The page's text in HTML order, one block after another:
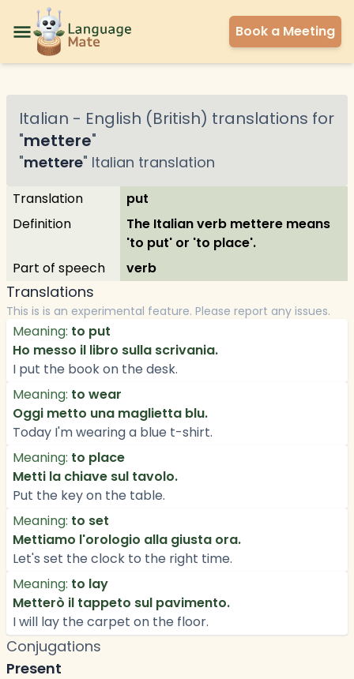
Book a Meeting
Italian - English (British) translations for
"mettere"
"mettere" Italian translation
Translation
put
Definition
The Italian verb mettere means
'to put' or 'to place'.
Part of speech
verb
Translations
This is is an experimental feature. Please report any issues.
Meaning: to put
Ho messo il libro sulla scrivania.
I put the book on the desk.
Meaning: to wear
Oggi metto una maglietta blu.
Today I'm wearing a blue t-shirt.
Meaning: to place
Metti la chiave sul tavolo.
Put the key on the table.
Meaning: to set
Mettiamo l'orologio alla giusta ora.
Let's set the clock to the right time.
Meaning: to lay
Metterò il tappeto sul pavimento.
I will lay the carpet on the floor.
Conjugations
Present